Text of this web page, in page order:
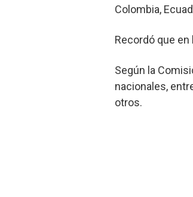
Colombia,
Recordó que
Según la
nacionales,
otros.